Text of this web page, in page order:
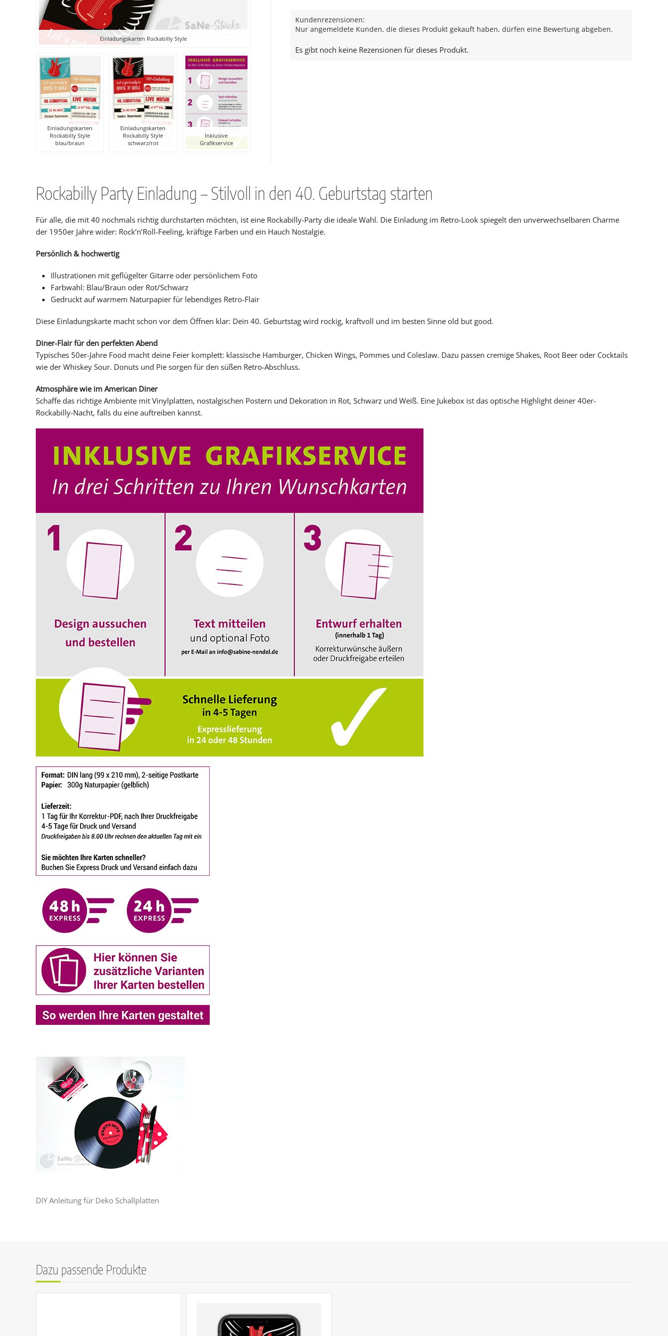
Einladungskarten Rockabilly Style
Einladungskarten
Rockabilly Style
blau/braun
Einladungskarten
Rockabilly Style
schwarz/rot
Inklusive
Grafikservice
Kundenrezensionen:
Nur angemeldete Kunden, die dieses Produkt gekauft haben, dürfen eine Bewertung abgeben.
Es gibt noch keine Rezensionen für dieses Produkt.
Rockabilly Party Einladung – Stilvoll in den 40. Geburtstag starten
Für alle, die mit 40 nochmals richtig durchstarten möchten, ist eine Rockabilly-Party die ideale Wahl. Die Einladung im Retro-Look spiegelt den unverwechselbaren Charme
der 1950er Jahre wider: Rock’n’Roll-Feeling, kräftige Farben und ein Hauch Nostalgie.
Persönlich & hochwertig
Illustrationen mit geflügelter Gitarre oder persönlichem Foto
Farbwahl: Blau/Braun oder Rot/Schwarz
Gedruckt auf warmem Naturpapier für lebendiges Retro-Flair
Diese Einladungskarte macht schon vor dem Öffnen klar: Dein 40. Geburtstag wird rockig, kraftvoll und im besten Sinne old but good.
Diner-Flair für den perfekten Abend
Typisches 50er-Jahre Food macht deine Feier komplett: klassische Hamburger, Chicken Wings, Pommes und Coleslaw. Dazu passen cremige Shakes, Root Beer oder Cocktails
wie der Whiskey Sour. Donuts und Pie sorgen für den süßen Retro-Abschluss.
Atmosphäre wie im American Diner
Schaffe das richtige Ambiente mit Vinylplatten, nostalgischen Postern und Dekoration in Rot, Schwarz und Weiß. Eine Jukebox ist das optische Highlight deiner 40er-
Rockabilly-Nacht, falls du eine auftreiben kannst.
DIY Anleitung für Deko Schallplatten
Dazu passende Produkte